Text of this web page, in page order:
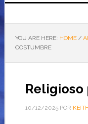
YOU ARE HERE: HOME /
COSTUMBRE
10/12/2025POR